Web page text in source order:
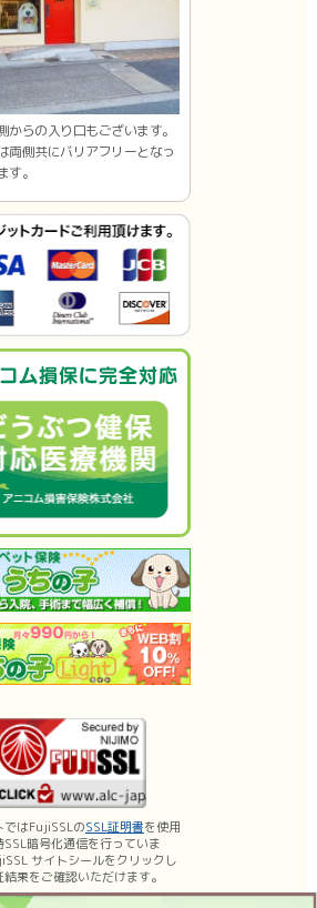
からの入り口もございます。
両側共にバリアフリーとなっ
す。
ではFujiSSLのSSL証明書を使用
SSL暗号化通信を行っていま
サイトシールをクリックし
結果をご確認いただけます。